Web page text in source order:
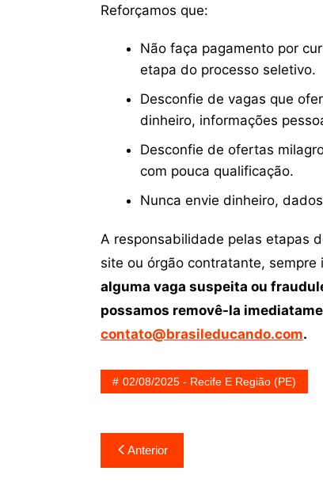
Reforçamos que:
Não faça pagamento por
etapa do processo seletivo.
Desconfie de vagas que
dinheiro, informações
Desconfie de ofertas
com pouca qualificação.
Nunca envie dinheiro,
A responsabilidade pelas etapas
site ou órgão contratante,
alguma vaga suspeita ou
possamos removê-la
contato@brasileducando.com.
02/08/2025 - Recife E Região (PE)
Navegação
de
Anterior